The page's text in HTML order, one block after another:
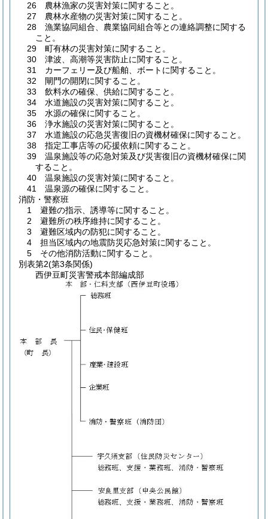
26 農林漁家の災害対策に関すること。
27 農林水産物の災害対策に関すること。
28 漁業協同組合、農業協同組合等との連絡調整に関する
こと。
29 町有林の災害対策に関すること。
30 津波、高潮等災害防止に関すること。
31 カーフェリー及び船舶、ボートに関すること。
32 閘門の開閉に関すること。
33 飲料水の確保、供給に関すること。
34 水道施設の災害対策に関すること。
35 水源の確保に関すること。
36 浄水施設の災害対策に関すること。
37 水道施設の応急災害復旧の資機材確保に関すること。
38 指定工事店等の応援依頼に関すること。
39 温泉施設等の応急対策及び災害復旧の資機材確保に関
すること。
40 温泉施設の災害対策に関すること。
41 温泉源の確保に関すること。
消防・警察班
1 避難の指示、誘導等に関すること。
2 避難所の秩序維持に関すること。
3 避難区域内の防犯に関すること。
4 担当区域内の地震防災応急対策に関すること。
5 その他消防活動に関すること。
別表第2(第3条関係)
西伊豆町災害警戒本部編成部